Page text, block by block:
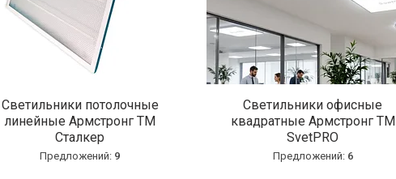
Светильники потолочные
линейные Армстронг ТМ
Сталкер
9
Светильники офисные
квадратные Армстронг ТМ
SvetPRO
6